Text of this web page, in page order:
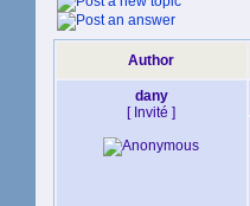
Author
dany
[ Invité ]